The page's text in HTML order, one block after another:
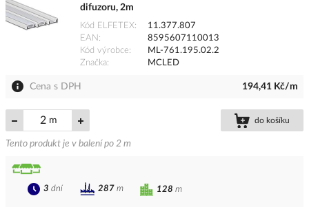
difuzoru, 2m
Kód ELFETEX
11.377.807
EAN
8595607110013
Kód výrobce
ML-761.195.02.2
Značka
MCLED
Cena s DPH 194,41 Kč/m
m do košíku
Tento produkt je v balení po 2 m
128 m
3 dní 287 m